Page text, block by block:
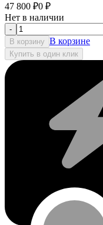
47 800 ₽0 ₽
Нет в наличии
-
В корзину В корзине
Купить в один клик